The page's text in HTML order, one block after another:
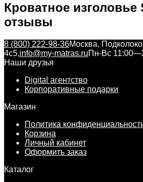
Кроватное изголовье
отзывы
8 (800) 222-98-36Москва,
4с5,info@my-matras.ruПн-Вс
Наши друзья
Digital агентство
Корпоративные подарки
Магазин
Политика
Корзина
Личный кабинет
Оформить заказ
Каталог